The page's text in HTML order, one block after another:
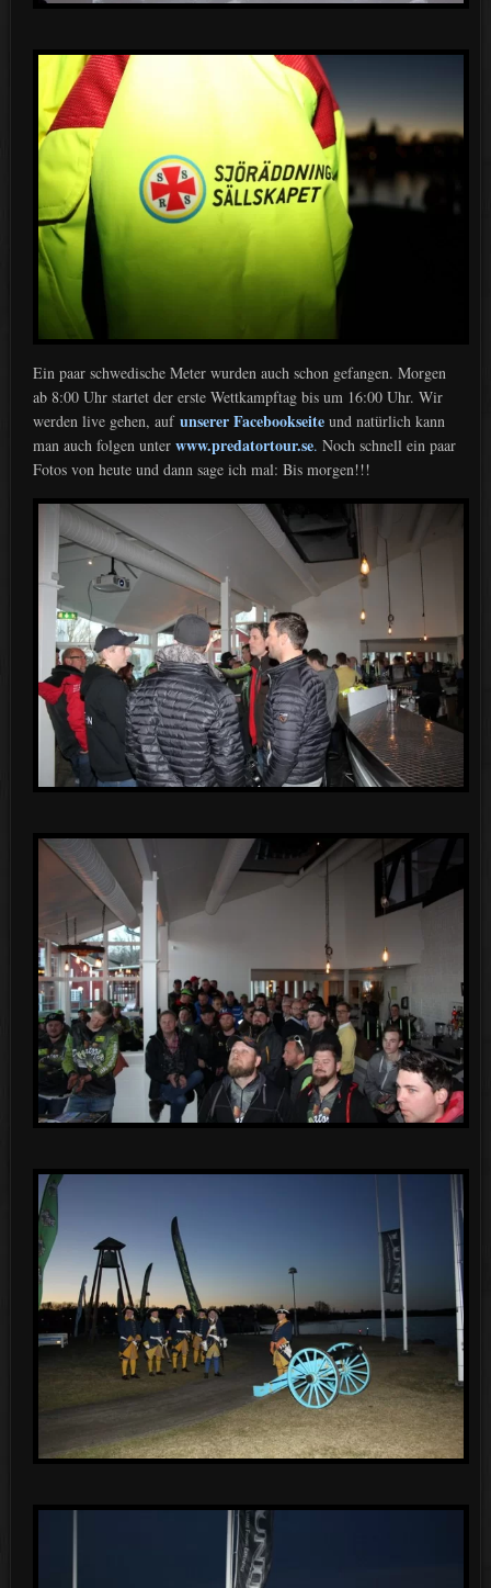
Ein paar schwedische Meter wurden auch schon gefangen. Morgen
ab 8:00 Uhr startet der erste Wettkampftag bis um 16:00 Uhr. Wir
werden live gehen, auf unserer Facebookseite und natürlich kann
man auch folgen unter www.predatortour.se. Noch schnell ein paar
Fotos von heute und dann sage ich mal: Bis morgen!!!